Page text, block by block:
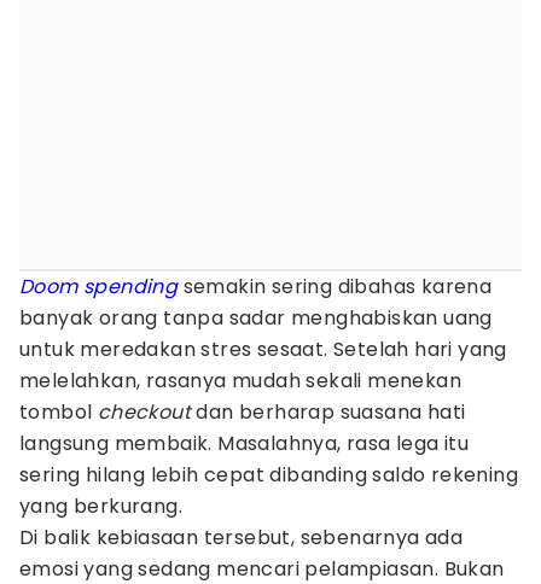
Doom spendingsemakin sering dibahas karena
banyak orang tanpa sadar menghabiskan uang
untuk meredakan stres sesaat. Setelah hari yang
melelahkan, rasanya mudah sekali menekan
tombol checkoutdan berharap suasana hati
langsung membaik. Masalahnya, rasa lega itu
sering hilang lebih cepat dibanding saldo rekening
yang berkurang.
Di balik kebiasaan tersebut, sebenarnya ada
emosi yang sedang mencari pelampiasan. Bukan